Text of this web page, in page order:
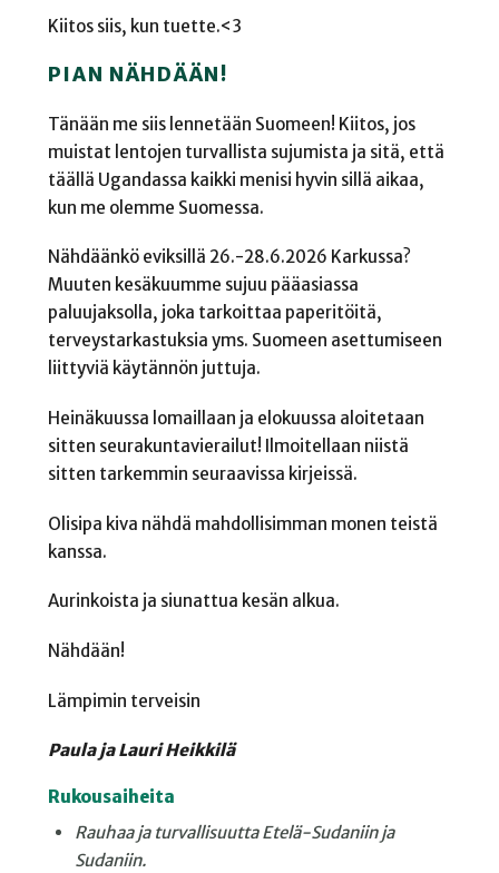
Kiitos siis, kun tuette.<3
PIAN NÄHDÄÄN!
Tänään me siis lennetään Suomeen! Kiitos, jos
muistat lentojen turvallista sujumista ja sitä, että
täällä Ugandassa kaikki menisi hyvin sillä aikaa,
kun me olemme Suomessa.
Nähdäänkö eviksillä 26.-28.6.2026 Karkussa?
Muuten kesäkuumme sujuu pääasiassa
paluujaksolla, joka tarkoittaa paperitöitä,
terveystarkastuksia yms. Suomeen asettumiseen
liittyviä käytännön juttuja.
Heinäkuussa lomaillaan ja elokuussa aloitetaan
sitten seurakuntavierailut! Ilmoitellaan niistä
sitten tarkemmin seuraavissa kirjeissä.
Olisipa kiva nähdä mahdollisimman monen teistä
kanssa.
Aurinkoista ja siunattua kesän alkua.
Nähdään!
Lämpimin terveisin
Paula ja Lauri Heikkilä
Rukousaiheita
Rauhaa ja turvallisuutta Etelä-Sudaniin ja
Sudaniin.